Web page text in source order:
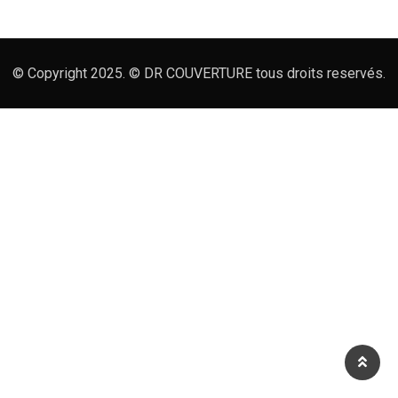
© Copyright 2025. © DR COUVERTURE tous droits reservés.